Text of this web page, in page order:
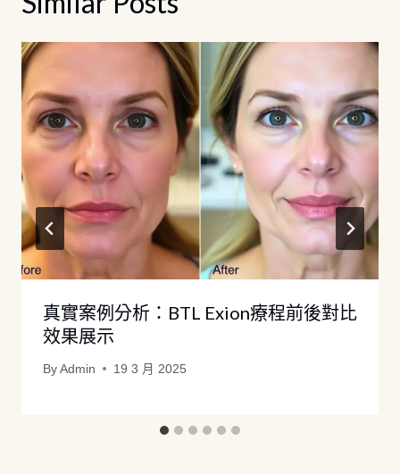
真實案例分析：BTL Exion療程前後對比
效果展示
By Admin 19 3 月 2025